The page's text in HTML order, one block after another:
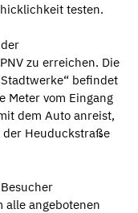
testen.
zu erreichen. Die
befindet
Meter vom Eingang
dem Auto anreist,
der Heuduckstraße
angebotenen